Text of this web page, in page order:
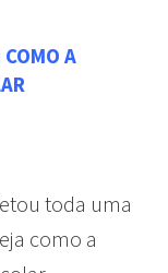
COMO A
toda uma
como a